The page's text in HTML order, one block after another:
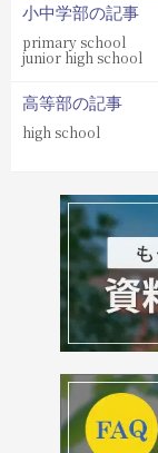
小中学部の記事
primary school
junior high school
高等部の記事
high school